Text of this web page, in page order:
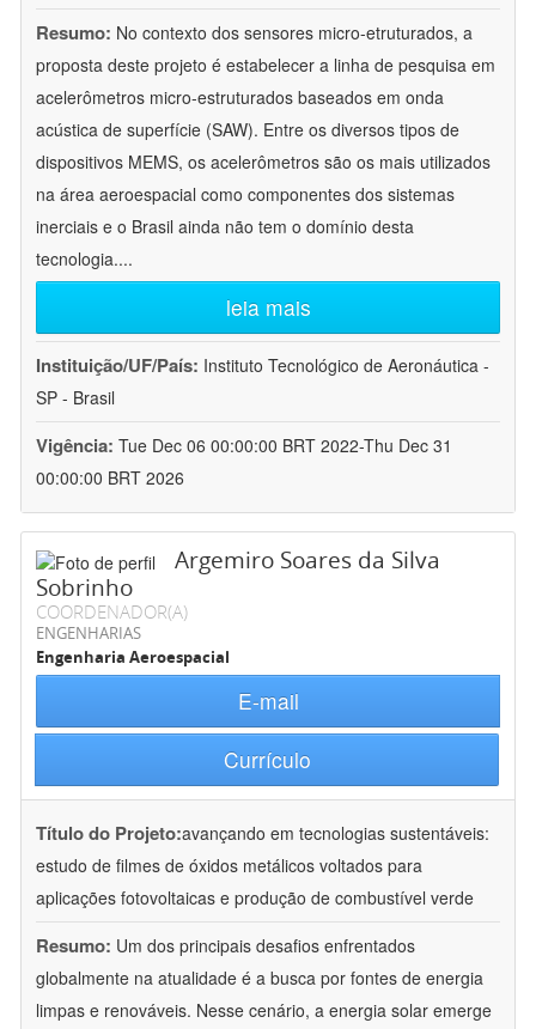
Resumo: No contexto dos sensores micro-etruturados, a
proposta deste projeto é estabelecer a linha de pesquisa em
acelerômetros micro-estruturados baseados em onda
acústica de superfície (SAW). Entre os diversos tipos de
dispositivos MEMS, os acelerômetros são os mais utilizados
na área aeroespacial como componentes dos sistemas
inerciais e o Brasil ainda não tem o domínio desta
tecnologia....
leia mais
Instituição/UF/País: Instituto Tecnológico de Aeronáutica -
SP - Brasil
Vigência: Tue Dec 06 00:00:00 BRT 2022-Thu Dec 31
00:00:00 BRT 2026
Argemiro Soares da Silva
Sobrinho
COORDENADOR(A)
ENGENHARIAS
Engenharia Aeroespacial
E-mail
Currículo
Título do Projeto:avançando em tecnologias sustentáveis:
estudo de filmes de óxidos metálicos voltados para
aplicações fotovoltaicas e produção de combustível verde
Resumo: Um dos principais desafios enfrentados
globalmente na atualidade é a busca por fontes de energia
limpas e renováveis. Nesse cenário, a energia solar emerge